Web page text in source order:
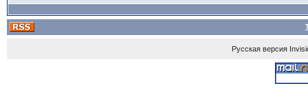
Русская версия